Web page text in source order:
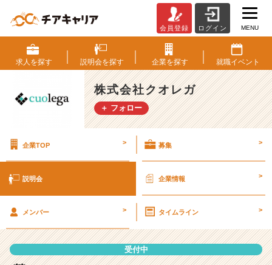
式
会
社
ク
オ
レ
明
細
会員登録 ログイン MENU
求人を探す 説明会を探す 企業を探す 就職イベント
株式会社クオレガ
＋ フォロー
企業TOP > 募集 >
説明会 企業情報 >
メンバー > タイムライン >
受付中